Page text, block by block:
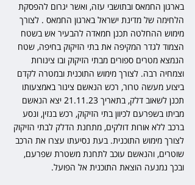
בארגון החמאס ובתושבי עזה, ואשר יגרום להפסקת
הלחימה של מדינת ישראל בארגון החמאס . לצורך
מימוש ההחלטה תכנן חמאדה להבעיר אש בשטח
הצמוד לגדר המקיפה את בתי הזיקוק בחיפה, שטח
הנמצא מטרים ספורים מבתי הזיקוק ובו צינורות
וצמחיה רבה. לצורך מימוש התוכנית ובמטרה לקדם
ביצוע מעשה טרור, רכש הנאשם צינור באמצעותו
תכנן לשאוב דלק, בתאריך 21.11.23 יצא הנאשם
מביתו בשפרעם לכיוון בתי הזיקוק, רכש בנזין, ונסע
ברכב ללא אורות דולקים, מתחנת הדלק לבתי הזיקוק
לצורך מימוש התוכנית. בעת נסיעתו עצרו את הרכב
שוטרים, והנאשם עוכב לתחנת משטרת שפרעם,
ובכך נמנעה הוצאת התוכנית אל הפועל.